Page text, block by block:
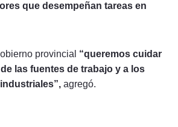
que desempeñan tareas en
provincial “queremos cuidar
las fuentes de trabajo y a los
agregó.